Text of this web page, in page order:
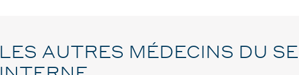
LES AUTRES MÉDECINS DU